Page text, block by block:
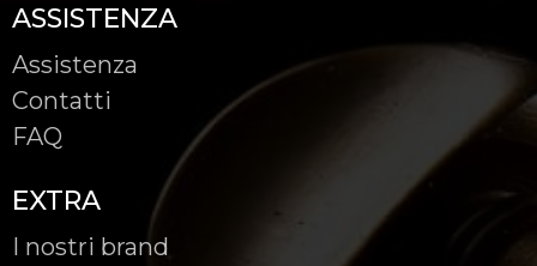
ASSISTENZA
Assistenza
Contatti
FAQ
EXTRA
I nostri brand